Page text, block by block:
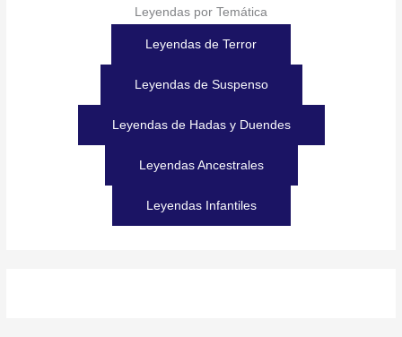
Leyendas por Temática
Leyendas de Terror
Leyendas de Suspenso
Leyendas de Hadas y Duendes
Leyendas Ancestrales
Leyendas Infantiles